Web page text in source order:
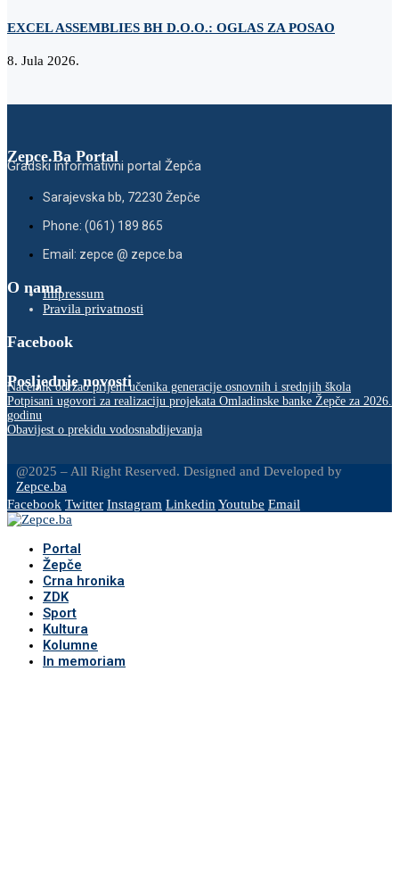
EXCEL ASSEMBLIES BH D.O.O.: OGLAS ZA POSAO
8. Jula 2026.
Zepce.Ba Portal
Gradski informativni portal Žepča
Sarajevska bb, 72230 Žepče
Phone: (061) 189 865
Email: zepce @ zepce.ba
O namaImpressum
Pravila privatnosti
Facebook
Posljednje novosti
Načelnik održao prijem učenika generacije osnovnih i srednjih škola
Potpisani ugovori za realizaciju projekata Omladinske banke Žepče za 2026.
godinu
Obavijest o prekidu vodosnabdijevanja
@2025 – All Right Reserved. Designed and Developed by
Zepce.ba
Facebook Twitter Instagram LinkedinYoutube Email
Portal
Žepče
Crna hronika
ZDK
Sport
Kultura
Kolumne
In memoriam